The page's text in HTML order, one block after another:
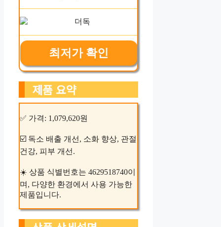
최저가 확인
제품 요약
✅ 가격: 1,079,620원
☑️ 독소 배출 개선, 소화 향상, 관절
건강, 피부 개선.
☀️ 상품 식별번호는 4629518740이
며, 다양한 환경에서 사용 가능한
제품입니다.